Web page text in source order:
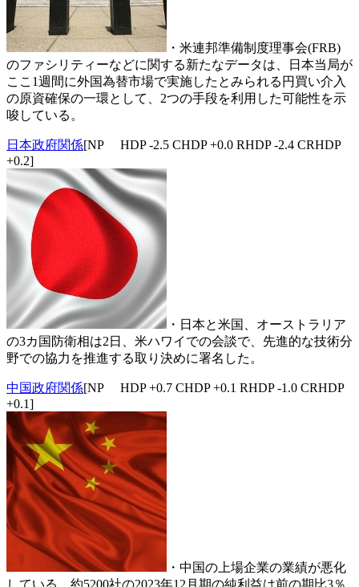
・米連邦準備制度理事会(FRB)
のファシリティーなどに関する新たなデータは、日本当局が
ここ1週間に外国為替市場で実施したとみられる円買い介入
の原資確保の一環として、2つの手段を利用した可能性を示
唆している。
日本政府関係[NP HDP -2.5 CHDP +0.0 RHDP -2.4 CRHDP
+0.2]
・日本と米国、オーストラリア
の3カ国防衛相は2日、米ハワイでの会談で、先進的な技術分
野での協力を推進する取り決めに署名した。
中国政府関係[NP HDP +0.7 CHDP +0.1 RHDP -1.0 CRHDP
+0.1]
・中国の上場企業の業績が悪化